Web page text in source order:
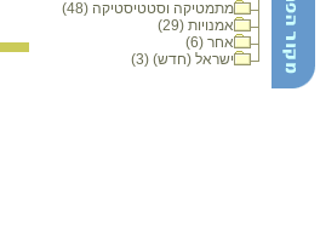
מתמטיקה וסטטיסטיקה (48)
אמנויות (29)
אחר (6)
ישראל (חדש) (3)